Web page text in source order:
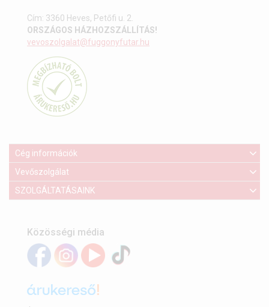
Cím: 3360 Heves, Petőfi u. 2.
ORSZÁGOS HÁZHOZSZÁLLÍTÁS!
vevoszolgalat@fuggonyfutar.hu
Cég információk
Vevőszolgálat
SZOLGÁLTATÁSAINK
Közösségi média